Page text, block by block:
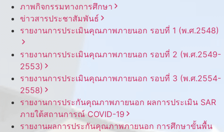
ภาพกิจกรรมทางการศึกษา
ข่าวสารประชาสัมพันธ์
รายงานการประเมินคุณภาพภายนอก รอบ⁠ที่ 1 (พ.ศ.2548)
รายงานการประเมินคุณภาพภายนอก รอบ⁠ที่ 2 (พ.ศ.2549-
2553)
รายงานการประเมินคุณภาพภายนอก รอบ⁠ที่ 3 (พ.ศ.2554-
2558)
รายงานการประกันคุณภาพภายนอก ผลการประเมิน SAR
ภายใต้สถานการณ์COVID-19
รายงานผลการประกันคุณภาพภายนอก การศึกษาขั้นพื้น